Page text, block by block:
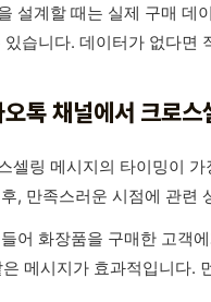
설계할 때는 실제 구매 데
있습니다. 데이터가 없다면
톡 채널에서 크로
셀링 메시지의 타이밍이
, 만족스러운 시점에 관련
어 화장품을 구매한 고객
메시지가 효과적입니다.